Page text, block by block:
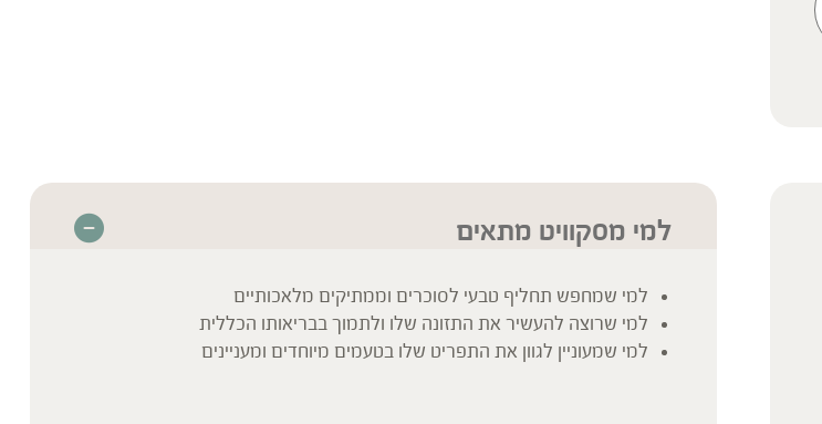
למי מסקוויט מתאים
למי שמחפש תחליף טבעי לסוכרים וממתיקים מלאכותיים
למי שרוצה להעשיר את התזונה שלו ולתמוך בבריאותו הכללית
למי שמעוניין לגוון את התפריט שלו בטעמים מיוחדים ומעניינים